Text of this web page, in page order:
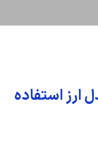
استفاده